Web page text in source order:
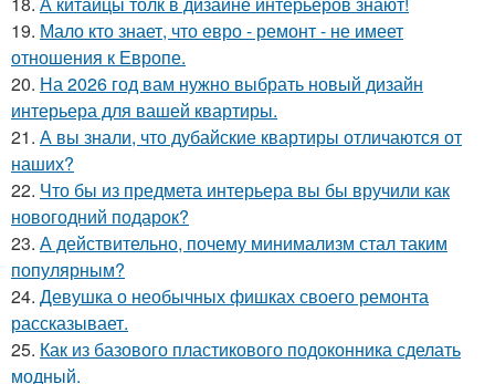
19. Мало кто знает, что евро - ремонт - не имеет
отношения к Европе.
20. На 2026 год вам нужно выбрать новый дизайн
интерьера для вашей квартиры.
21. А вы знали, что дубайские квартиры отличаются от
наших?
22. Что бы из предмета интерьера вы бы вручили как
новогодний подарок?
23. А действительно, почему минимализм стал таким
популярным?
24. Девушка о необычных фишках своего ремонта
рассказывает.
25. Как из базового пластикового подоконника сделать
модный.